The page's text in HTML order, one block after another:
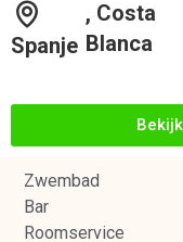
Spanje
, Costa
Blanca
Zwembad
Bar
Roomservice